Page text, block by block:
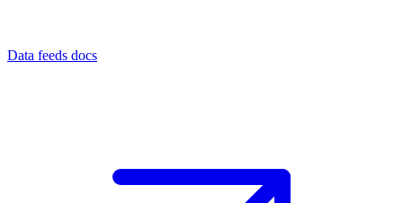
Data feeds docs